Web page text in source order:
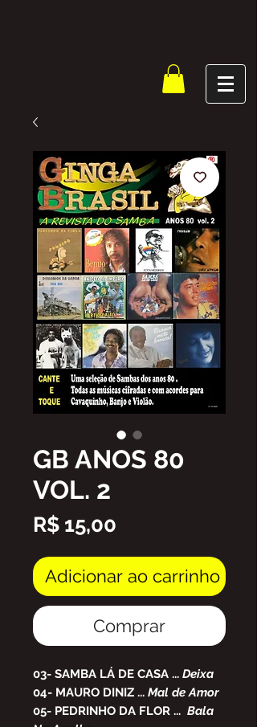
GB ANOS 80
VOL. 2
R$ 15,00
Adicionar ao carrinho
Comprar
03- SAMBA LÁ DE CASA ... Deixa
04- MAURO DINIZ ... Mal de Amor
05- PEDRINHO DA FLOR ... Bala